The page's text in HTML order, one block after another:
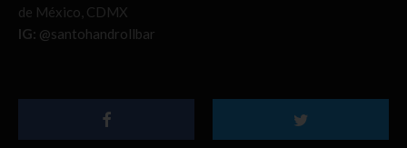
de México, CDMX
IG: @santohandrollbar